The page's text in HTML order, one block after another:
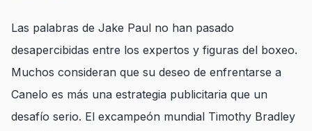
Las palabras de Jake Paul no han pasado
desapercibidas entre los expertos y figuras del boxeo.
Muchos consideran que su deseo de enfrentarse a
Canelo es más una estrategia publicitaria que un
desafío serio. El excampeón mundial Timothy Bradley